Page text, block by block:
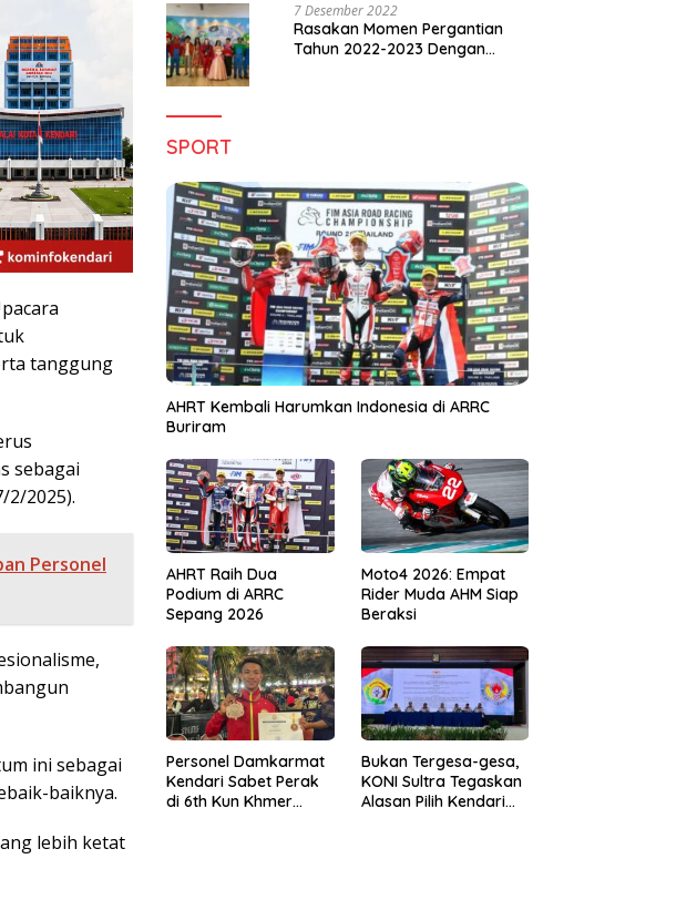
tanggung
sebagai
2/2025).
Personel
ini sebagai
baiknya.
lebih ketat
7 Desember 2022
Rasakan Momen Pergantian
Tahun 2022-2023 Dengan
SPORT
AHRT Kembali Harumkan Indonesia di ARRC
Buriram
AHRT Raih Dua
Podium di ARRC
Sepang 2026
Moto4 2026: Empat
Rider Muda AHM Siap
Beraksi
Personel Damkarmat
Kendari Sabet Perak
di 6th Kun Khmer
Bukan Tergesa-gesa,
KONI Sultra Tegaskan
Alasan Pilih Kendari